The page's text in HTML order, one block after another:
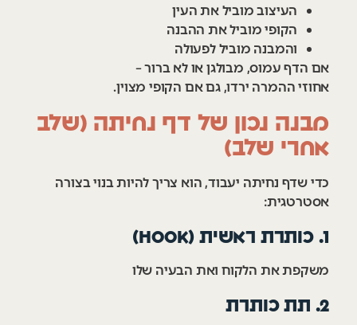
העיצוב מוביל את העין
הקופי מוביל את ההבנה
והמבנה מוביל לפעולה
אם הדף עמוס, מבולגן או לא ברור –
אחוזי ההמרה ירדו, גם אם הקופי מצוין.
מבנה נכון של דף נחיתה (שלב
אחרי שלב)
כדי שדף נחיתה יעבוד, הוא צריך להיות בנוי בצורה
אסטרטגית:
1. כותרת ראשית (Hook)
משקפת את הלקוח ואת הבעיה שלו
2. תת כותרת